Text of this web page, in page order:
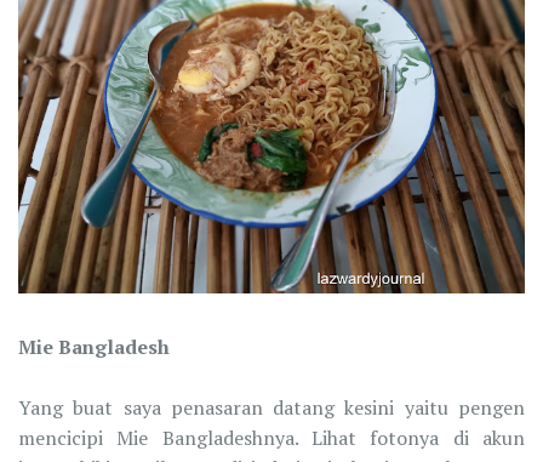
Mie Bangladesh
Yang buat saya penasaran datang kesini yaitu pengen
mencicipi Mie Bangladeshnya. Lihat fotonya di akun